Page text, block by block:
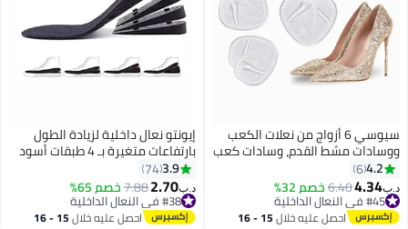
سيوسي 6 أزواج من نعلات الكعب
مشط القدم، وسادات كعب
السيليكون الناعم، نعل أحذية
الحجم، مناسب للجنسين لآلام
ومنع ظهور البثور، وواقيات
العالي
4.2
6
4.34
6.40خصم 32%
#45 في النعال الداخلية
#45 في النعال الداخلية احصل عليه خلال 15 - 16
إيونتو نعال داخلية لزيادة الطول
بارتفاعات متغيرة بـ 4 طبقات أسود
3.9
74
د.ب‏2.70
7.88خصم 65%
#38 في النعال الداخلية
#38 في النعال الداخلية احصل عليه خلال 15 - 16